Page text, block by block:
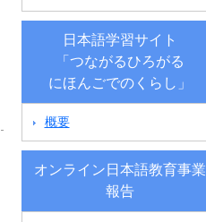
日本語学習サイト
「つながるひろがる
にほんごでのくらし」
概要
オンライン日本語教育事業
報告